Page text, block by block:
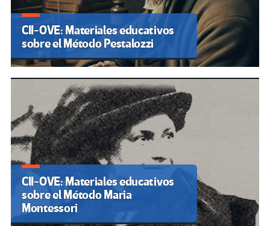
CII-OVE: Materiales educativos
sobre el Método Pestalozzi
CII-OVE: Materiales educativos
sobre el Método Maria
Montessori